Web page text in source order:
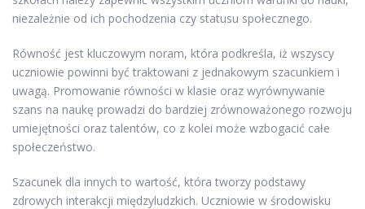
niezależnie od ich pochodzenia czy statusu społecznego.
Równość jest kluczowym noram, która podkreśla, iż wszyscy
uczniowie powinni być traktowani z jednakowym szacunkiem i
uwagą. Promowanie równości w klasie oraz wyrównywanie
szans na naukę prowadzi do bardziej zrównoważonego rozwoju
umiejętności oraz talentów, co z kolei może wzbogacić całe
społeczeństwo.
Szacunek dla innych to wartość, która tworzy podstawy
zdrowych interakcji międzyludzkich. Uczniowie w środowisku